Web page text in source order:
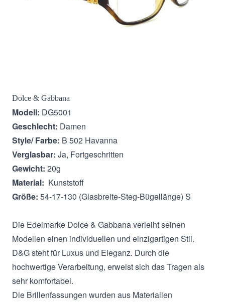
Dolce & Gabbana
Modell: DG5001
Geschlecht: Damen
Style/ Farbe: B 502 Havanna
Verglasbar: Ja, Fortgeschritten
Gewicht: 20g
Material: Kunststoff
Größe: 54-17-130 (Glasbreite-Steg-Bügellänge) S
Die Edelmarke Dolce & Gabbana verleiht seinen
Modellen einen individuellen und einzigartigen Stil.
D&G steht für Luxus und Eleganz. Durch die
hochwertige Verarbeitung, erweist sich das Tragen als
sehr komfortabel.
Die Brillenfassungen wurden aus Materialien